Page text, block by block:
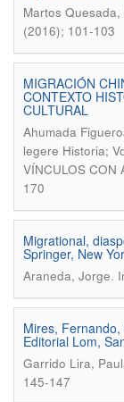
Martos Quesada,
(2016); 101-103
MIGRACIÓN
CONTEXTO
CULTURAL
Ahumada
legere Historia;
VÍNCULOS CON
170
Migrational,
Springer, New
Araneda, Jorge.
Mires,
Editorial Lom,
Garrido Lira,
145-147